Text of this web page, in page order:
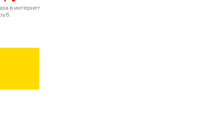
кожи лица,
волокна.
в интернет